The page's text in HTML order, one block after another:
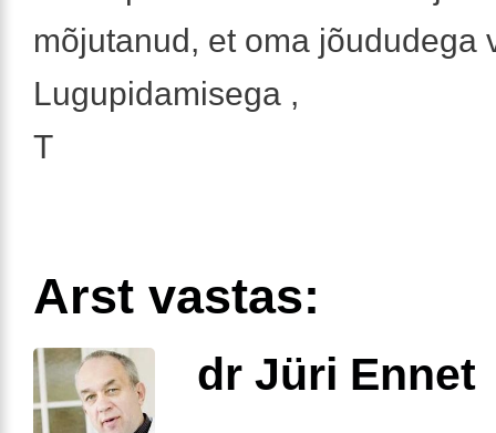
mõjutanud, et oma jõududega
Lugupidamisega ,
T
Arst vastas:
dr Jüri Ennet